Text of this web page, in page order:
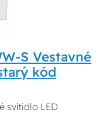
S Vestavné
kód
svítidlo LED